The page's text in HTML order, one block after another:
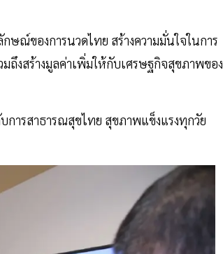
ณ์ของการนวดไทย สร้างความมั่นใจในการ
งสร้างมูลค่าเพิ่มให้กับเศรษฐกิจสุขภาพของ
การสาธารณสุขไทย สุขภาพแข็งแรงทุกวัย